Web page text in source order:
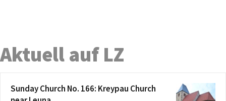
Aktuell auf LZ
Sunday Church No. 166: Kreypau Church